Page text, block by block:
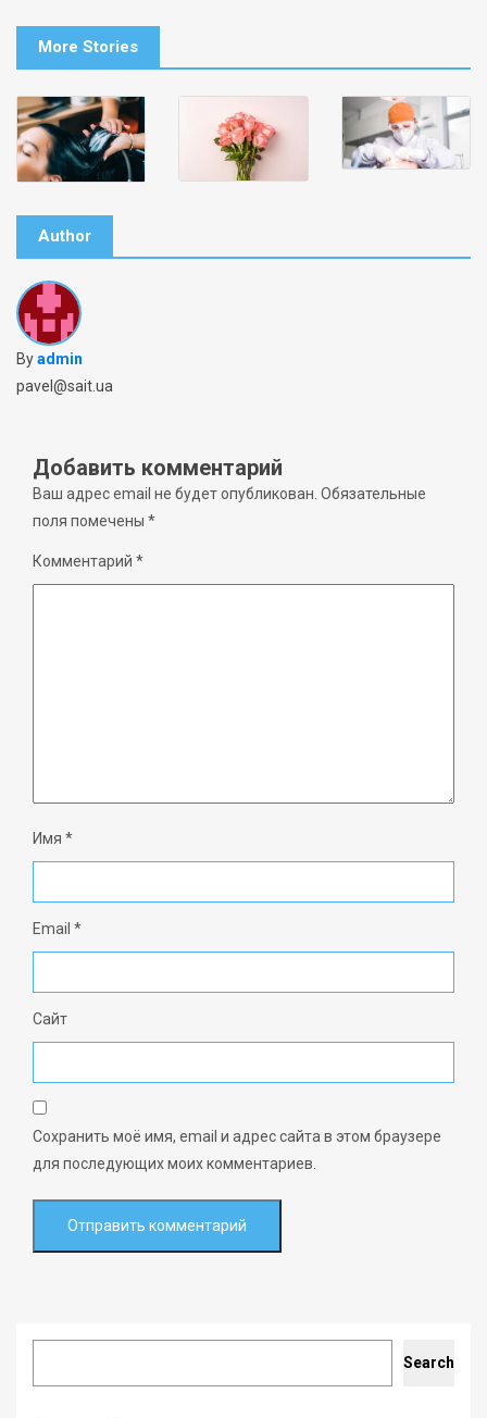
More Stories
Author
Byadmin
pavel@sait.ua
Добавить комментарий
Ваш адрес email не будет опубликован. Обязательные
поля помечены *
Комментарий *
Имя *
Email *
Сайт
Сохранить моё имя, email и адрес сайта в этом браузере
для последующих моих комментариев.
Search